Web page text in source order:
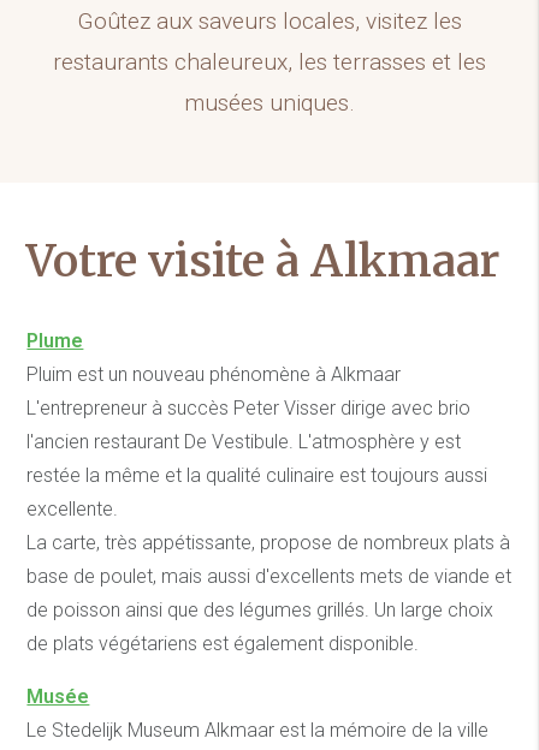
Goûtez aux saveurs locales, visitez les
restaurants chaleureux, les terrasses et les
musées uniques.
Votre visite à Alkmaar
Plume
Pluim est un nouveau phénomène à Alkmaar
L'entrepreneur à succès Peter Visser dirige avec brio
l'ancien restaurant De Vestibule. L'atmosphère y est
restée la même et la qualité culinaire est toujours aussi
excellente.
La carte, très appétissante, propose de nombreux plats à
base de poulet, mais aussi d'excellents mets de viande et
de poisson ainsi que des légumes grillés. Un large choix
de plats végétariens est également disponible.
Musée
Le Stedelijk Museum Alkmaar est la mémoire de la ville